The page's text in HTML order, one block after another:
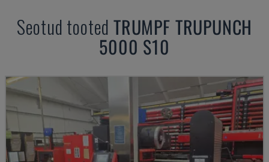
Seotud tootedTRUMPF TRUPUNCH
5000 S10